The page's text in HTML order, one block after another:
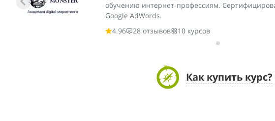
обучению интернет-профессиям.
Google AdWords.
4.96
28 отзывов 10 курсов
Как купить курс?